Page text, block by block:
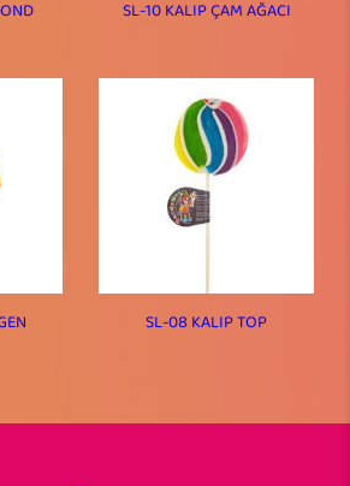
SL-10 KALIP ÇAM AĞACI
SL-08 KALIP TOP